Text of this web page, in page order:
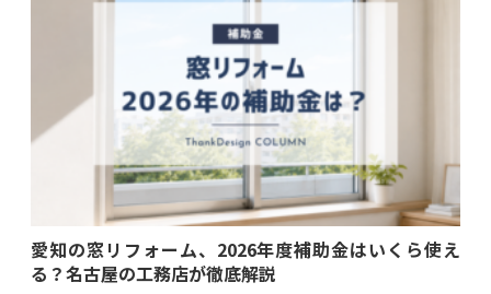
愛知の窓リフォーム、2026年度補助金はいくら使え
る？名古屋の工務店が徹底解説